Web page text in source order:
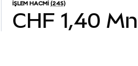
İŞLEM HACMI (24S)
CHF 1,40 Mn